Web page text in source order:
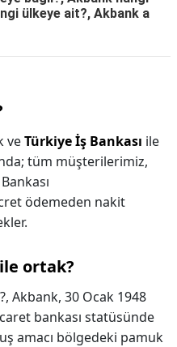
ülkeye ait?, Akbank a
veTürkiye İş Bankası ile
tüm müşterilerimiz,
ödemeden nakit
ortak?
Akbank, 30 Ocak 1948
bankası statüsünde
amacı bölgedeki pamuk